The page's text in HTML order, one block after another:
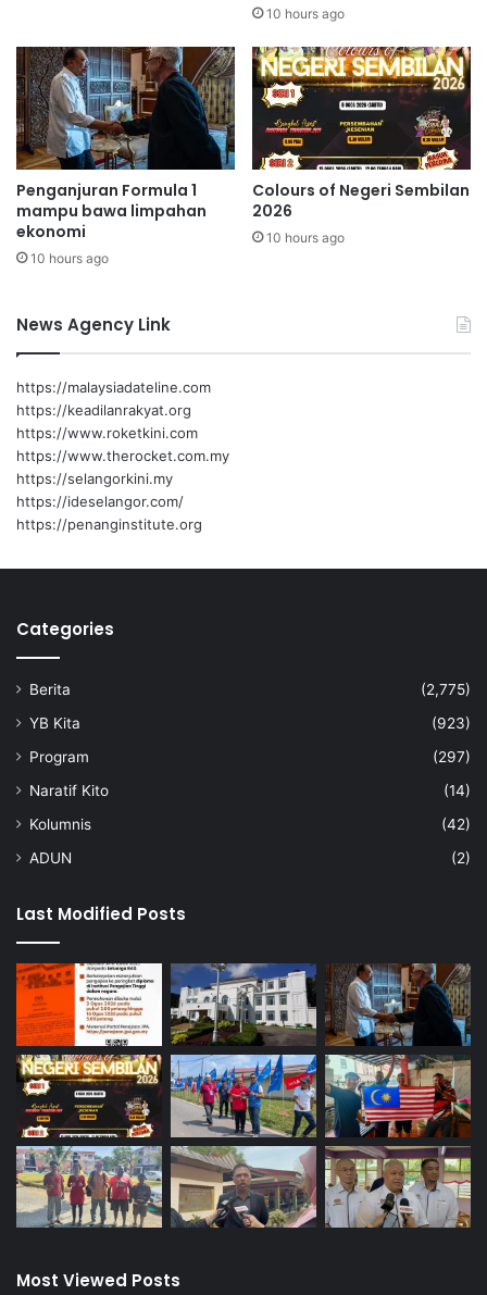
Anthony Loke Siew Fook
Setiausaha Agung DAP PRN
pilihan raya negeri
G
e
l
a
m
Y
a
k
i
n
P
e
n
g
u
i
N
i
k
i
R
a
y
a
10 hours ago
Penganjuran Formula 1
mampu bawa limpahan
ekonomi
10 hours ago
Colours of Negeri Sembilan
2026
10 hours ago
News Agency Link
https://malaysiadateline.com
https://keadilanrakyat.org
https://www.roketkini.com
https://www.therocket.com.my
https://selangorkini.my
https://ideselangor.com/
https://penanginstitute.org
Categories
Berita
(2,775)
YB Kita
(923)
Program
(297)
Naratif Kito
(14)
Kolumnis
(42)
ADUN
(2)
Last Modified Posts
Most Viewed Posts